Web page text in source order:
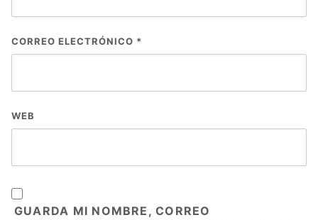
CORREO ELECTRÓNICO *
WEB
GUARDA MI NOMBRE, CORREO